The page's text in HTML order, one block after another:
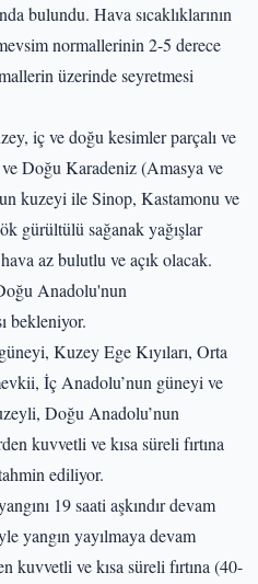
bulundu. Hava sıcaklıklarının
normallerinin 2-5 derece
üzerinde seyretmesi
iç ve doğu kesimler parçalı ve
Doğu Karadeniz (Amasya ve
kuzeyi ile Sinop, Kastamonu ve
gürültülü sağanak yağışlar
az bulutlu ve açık olacak.
Anadolu'nun
bekleniyor.
Kuzey Ege Kıyıları, Orta
İç Anadolu’nun güneyi ve
Doğu Anadolu’nun
kuvvetli ve kısa süreli fırtına
ediliyor.
19 saati aşkındır devam
yangın yayılmaya devam
kuvvetli ve kısa süreli fırtına (40-